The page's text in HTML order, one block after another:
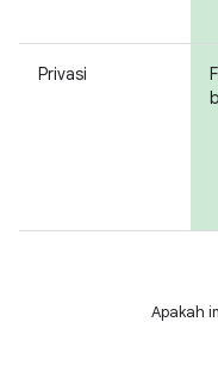
Privasi
Apakah